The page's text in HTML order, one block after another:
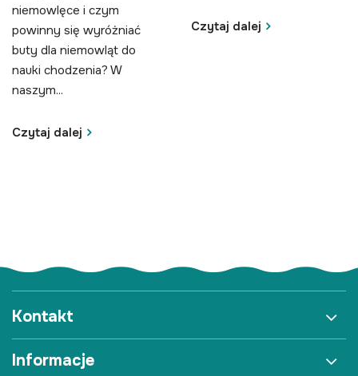
niemowlęce i czym
powinny się wyróżniać
buty dla niemowląt do
nauki chodzenia? W
naszym...
Czytaj dalej
Czytaj dalej
Kontakt
Informacje